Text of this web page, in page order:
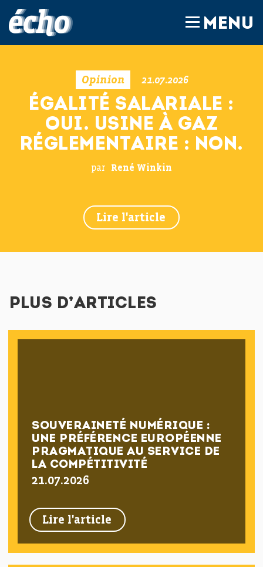
MENU
Opinion 21.07.2026
ÉGALITÉ SALARIALE :
OUI. USINE À GAZ
RÉGLEMENTAIRE : NON.
par René Winkin
Lire l'article
PLUS D’ARTICLES
SOUVERAINETÉ NUMÉRIQUE :
UNE PRÉFÉRENCE EUROPÉENNE
PRAGMATIQUE AU SERVICE DE
LA COMPÉTITIVITÉ
Lire l'article
21.07.2026